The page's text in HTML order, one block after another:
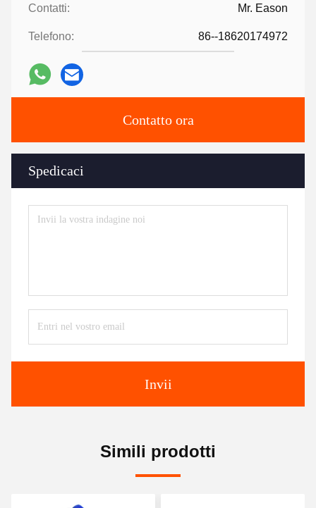
Contatti: Mr. Eason
Telefono: 86--18620174972
Contatto ora
Spedicaci
Invii
Simili prodotti